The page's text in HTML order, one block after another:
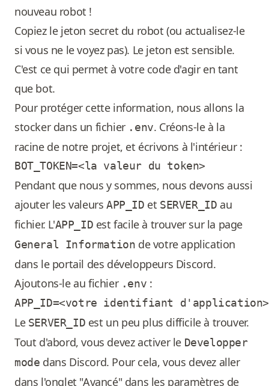
nouveau robot !
Copiez le jeton secret du robot (ou actualisez-le
si vous ne le voyez pas). Le jeton est sensible.
C'est ce qui permet à votre code d'agir en tant
que bot.
Pour protéger cette information, nous allons la
stocker dans un fichier .env. Créons-le à la
racine de notre projet, et écrivons à l'intérieur :
Pendant que nous y sommes, nous devons aussi
ajouter les valeurs APP_ID et SERVER_ID au
fichier. L'APP_ID est facile à trouver sur la page
General Information de votre application
dans le portail des développeurs Discord.
Ajoutons-le au fichier .env :
Le SERVER_ID est un peu plus difficile à trouver.
Tout d'abord, vous devez activer le Developper
mode dans Discord. Pour cela, vous devez aller
dans l'onglet "Avancé" dans les paramètres de